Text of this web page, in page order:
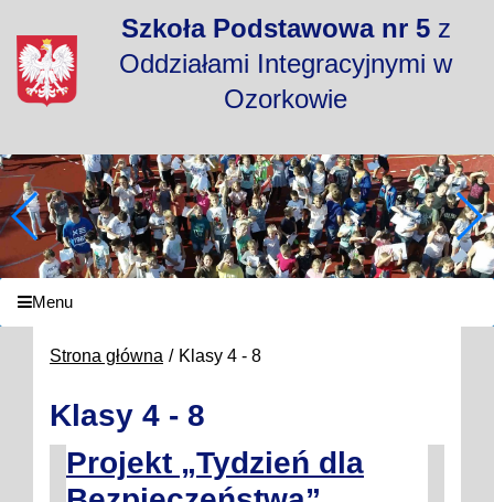
Szkoła Podstawowa nr 5z
Oddziałami Integracyjnymi w
Ozorkowie
Menu
Strona główna Klasy 4 - 8
Klasy 4 - 8
Projekt „Tydzień dla